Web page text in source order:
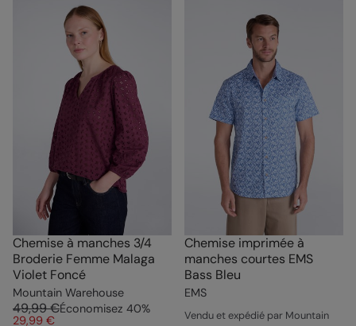
Chemise à manches 3/4
Broderie Femme Malaga
Violet Foncé
Mountain Warehouse
49,99 €Économisez 40%
29,99 €
Chemise imprimée à
manches courtes EMS
Bass Bleu
EMS
Vendu et expédié par Mountain